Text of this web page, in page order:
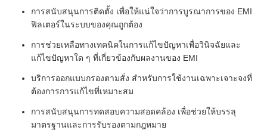
การสนับสนุนการติดตั้ง เพื่อให้แน่ใจว่าการบูรณาการของ EMI
ฟิลเตอร์ในระบบของคุณถูกต้อง
การช่วยเหลือทางเทคนิคในการแก้ไขปัญหาเพื่อวินิจฉัยและ
แก้ไขปัญหาใด ๆ ที่เกี่ยวข้องกับผลงานของ EMI
บริการออกแบบกรองตามสั่ง สําหรับการใช้งานเฉพาะเจาะจงที่
ต้องการการแก้ไขที่เหมาะสม
การสนับสนุนการทดสอบความสอดคล้อง เพื่อช่วยให้บรรลุ
มาตรฐานและการรับรองตามกฎหมาย